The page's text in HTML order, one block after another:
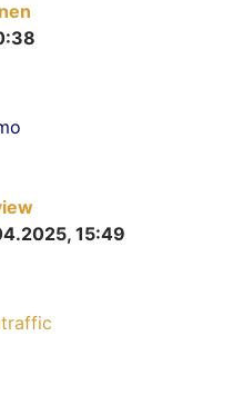
15:49